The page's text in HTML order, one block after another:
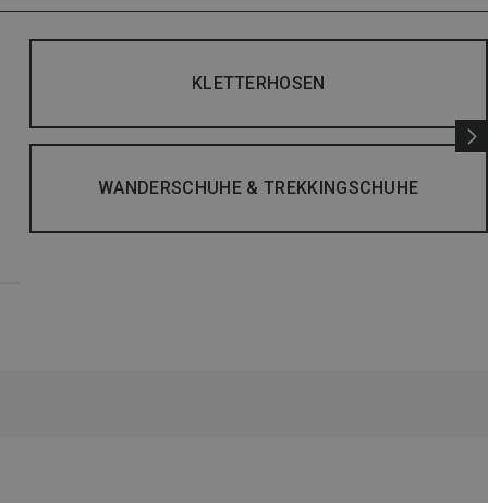
KLETTERHOSEN
WANDERSCHUHE & TREKKINGSCHUHE